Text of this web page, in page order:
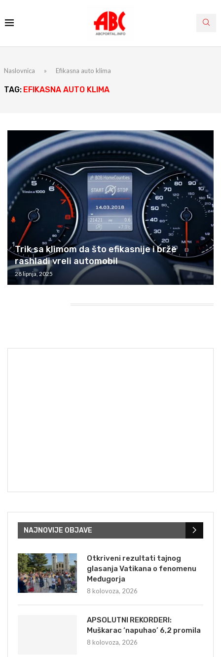
Naslovnica » Efikasna auto klima
TAG: EFIKASNA AUTO KLIMA
Trik sa klimom da što efikasnije i brže
rashladi vreli automobil
28 lipnja, 2025
NAJNOVIJE OBJAVE
Otkriveni rezultati tajnog
glasanja Vatikana o fenomenu
Međugorja
8 kolovoza, 2026
APSOLUTNI REKORDERI:
Muškarac ‘napuhao’ 6,2 promila
8 kolovoza, 2026